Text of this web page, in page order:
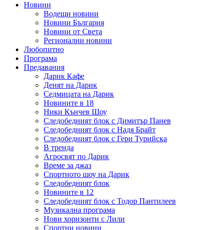
Новини
Водещи новини
Новини България
Новини от Света
Регионални новини
Любопитно
Програма
Предавания
Дарик Кафе
Денят на Дарик
Седмицата на Дарик
Новините в 18
Ники Кънчев Шоу
Следобедният блок с Димитър Панев
Следобедният блок с Надя Брайт
Следобедният блок с Гери Турийска
В тренда
Агросвят по Дарик
Време за джаз
Спортното шоу на Дарик
Следобедният блок
Новините в 12
Следобедният блок с Тодор Пантилеев
Музикална програма
Нови хоризонти с Лили
Спортни новини